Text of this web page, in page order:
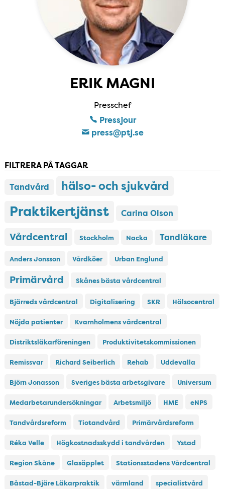
ERIK MAGNI
Presschef
Pressjour
press​@ptj​.se
FILTRERA PÅ TAGGAR
Tandvård hälso- och sjukvård
Praktikertjänst Carina Olson
Vårdcentral Stockholm Nacka Tandläkare
Anders Jonsson Vårdköer Urban Englund
Primärvård Skånes bästa vårdcentral
Bjärreds vårdcentral Digitalisering SKR Hälsocentral
Nöjda patienter Kvarnholmens vårdcentral
Distriktsläkarföreningen Produktivitetskommissionen
Remissvar Richard Seiberlich Rehab Uddevalla
Björn Jonasson Sveriges bästa arbetsgivare Universum
Medarbetarundersökningar Arbetsmiljö HME eNPS
Tandvårdsreform Tiotandvård Primärvårdsreform
Réka Velle Högkostnadsskydd i tandvården Ystad
Region Skåne Glasäpplet Stationsstadens Vårdcentral
Båstad-Bjäre Läkarpraktik värmland specialistvård